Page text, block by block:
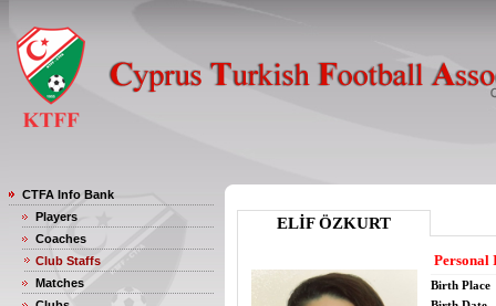
CTFA Info Bank
Players
Coaches
Club Staffs
Matches
ELİF ÖZKURT
Personal
Birth Place